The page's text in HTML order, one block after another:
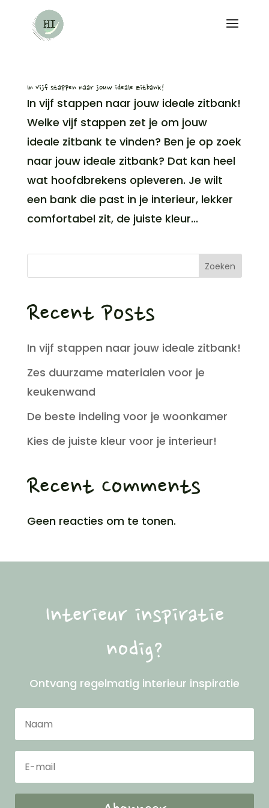
In vijf stappen naar jouw ideale zitbank!
In vijf stappen naar jouw ideale zitbank!
Welke vijf stappen zet je om jouw
ideale zitbank te vinden? Ben je op zoek
naar jouw ideale zitbank? Dat kan heel
wat hoofdbrekens opleveren. Je wilt
een bank die past in je interieur, lekker
comfortabel zit, de juiste kleur...
Zoeken
Recent Posts
In vijf stappen naar jouw ideale zitbank!
Zes duurzame materialen voor je
keukenwand
De beste indeling voor je woonkamer
Kies de juiste kleur voor je interieur!
Recent Comments
Geen reacties om te tonen.
Interieur inspiratie
nodig?
Ontvang regelmatig interieur inspiratie